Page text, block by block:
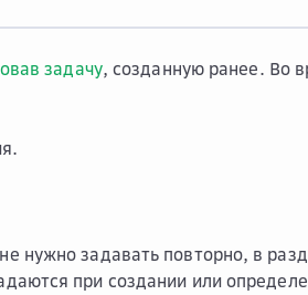
задачу, созданную ранее. Во
нужно задавать повторно, в
при создании или